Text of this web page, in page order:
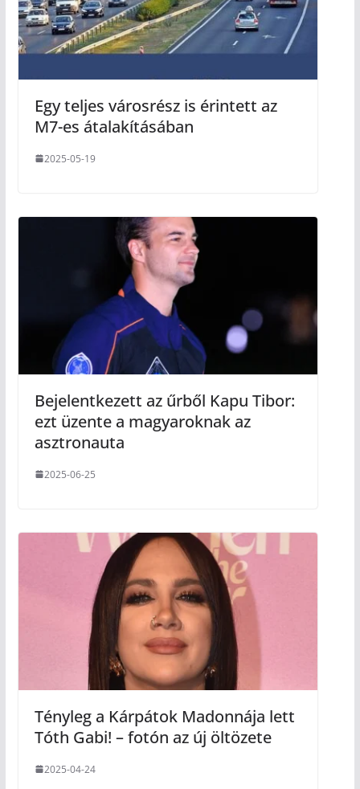
Egy teljes városrész is érintett az
M7-es átalakításában
2025-05-19
Bejelentkezett az űrből Kapu Tibor:
ezt üzente a magyaroknak az
asztronauta
2025-06-25
Tényleg a Kárpátok Madonnája lett
Tóth Gabi! – fotón az új öltözete
2025-04-24